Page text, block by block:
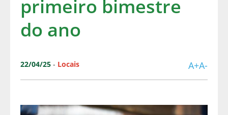
primeiro bimestre
do ano
22/04/25 - Locais A+A-